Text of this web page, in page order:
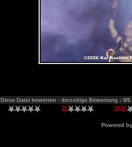
Diese Datei bewerten - derzeitige Bewertung : 0/
Powered